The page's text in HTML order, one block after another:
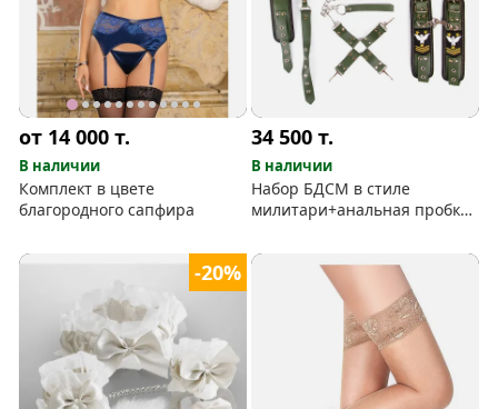
от 14 000т.
В наличии
Комплект в цвете
благородного сапфира
34 500т.
В наличии
Набор БДСМ в стиле
милитари+анальная пробка
-20%